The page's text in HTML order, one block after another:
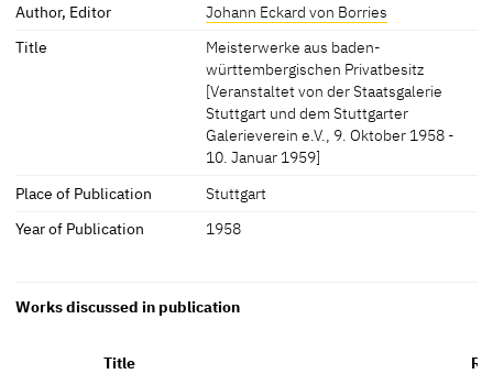
Author, Editor
Johann Eckard von Borries
Title
Meisterwerke aus baden-
württembergischen Privatbesitz
[Veranstaltet von der Staatsgalerie
Stuttgart und dem Stuttgarter
Galerieverein e.V., 9. Oktober 1958 -
10. Januar 1959]
Place of Publication
Stuttgart
Year of Publication
1958
Works discussed in publication
Title